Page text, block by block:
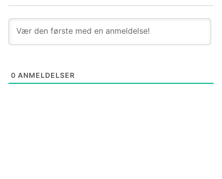
0 ANMELDELSER